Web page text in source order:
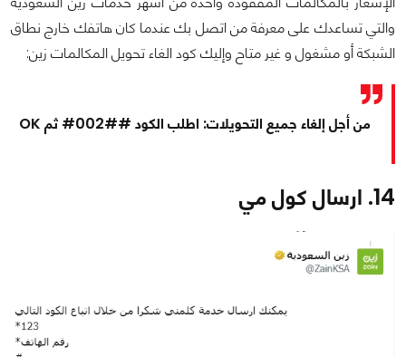
والتي تساعدك على معرفة من اتصل بك عندما كان هاتفك خارج نطاق
الشبكة أو مشغول و غير متاح وإليك كود الغاء تحويل المكالمات زين:
من أجل إلغاء جميع التحويلات: اطلب الكود ##002# ثم OK
14. ارسال كول مي